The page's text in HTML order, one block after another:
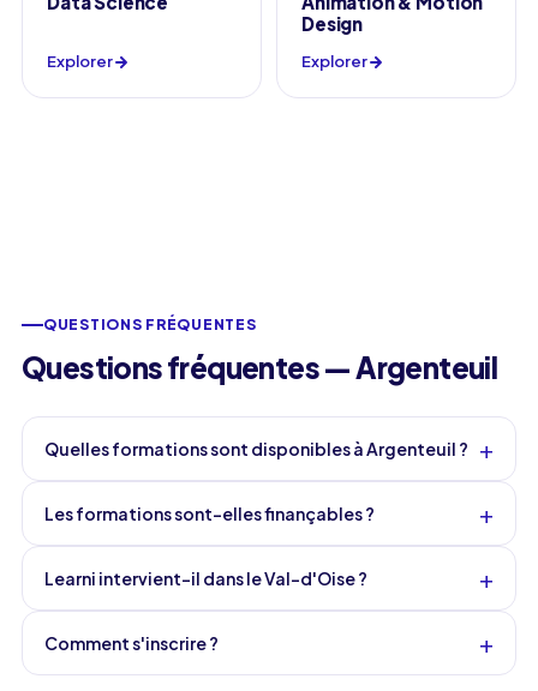
Explorer
Design
Explorer
QUESTIONS FRÉQUENTES
Questions fréquentes — Argenteuil
Quelles formations sont disponibles à Argenteuil ? +
Les formations sont-elles finançables ? +
Learni intervient-il dans le Val-d'Oise ? +
Comment s'inscrire ? +